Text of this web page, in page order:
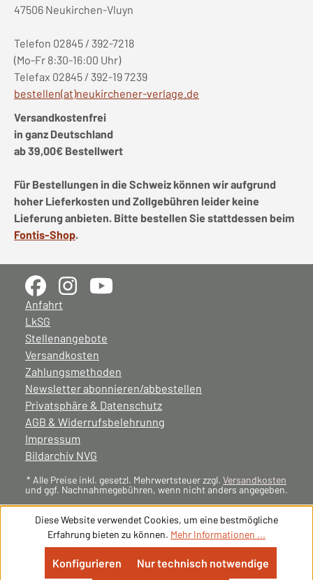
47506 Neukirchen-Vluyn
Telefon 02845 / 392-7218
(Mo-Fr 8:30-16:00 Uhr)
Telefax 02845 / 392-19 7239
bestellen(at)neukirchener-verlage.de
Versandkostenfrei
in ganz Deutschland
ab 39,00€ Bestellwert
Für Bestellungen in die Schweiz können wir aufgrund
hoher Lieferkosten und Zollgebühren leider keine
Lieferung anbieten. Bitte bestellen Sie stattdessen beim
Fontis-Shop.
Anfahrt
LkSG
Stellenangebote
Versandkosten
Zahlungsmethoden
Newsletter abonnieren/abbestellen
Privatsphäre & Datenschutz
AGB & Widerrufsbelehrunng
Impressum
Bildarchiv NVG
* Alle Preise inkl. gesetzl. Mehrwertsteuer zzgl. Versandkosten
und ggf. Nachnahmegebühren, wenn nicht anders angegeben.
Diese Website verwendet Cookies, um eine bestmögliche
Erfahrung bieten zu können. Mehr Informationen ...
Nur technisch notwendige
Konfigurieren